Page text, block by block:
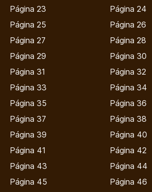
Página 23
Página 24
Página 25
Página 26
Página 27
Página 28
Página 29
Página 30
Página 31
Página 32
Página 33
Página 34
Página 35
Página 36
Página 37
Página 38
Página 39
Página 40
Página 41
Página 42
Página 43
Página 44
Página 45
Página 46